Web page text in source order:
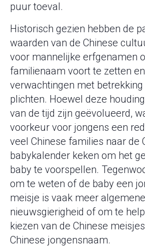
puur toeval.
Historisch gezien hebben de
waarden van de Chinese
voor mannelijke erfgenamen
familienaam voort te zetten
verwachtingen met
plichten. Hoewel deze
van de tijd zijn geëvolueerd,
voorkeur voor jongens een
veel Chinese families naar de
babykalender keken om het
baby te voorspellen.
om te weten of de baby een
meisje is vaak meer algemene
nieuwsgierigheid of om te
kiezen van de Chinese
Chinese jongensnaam.